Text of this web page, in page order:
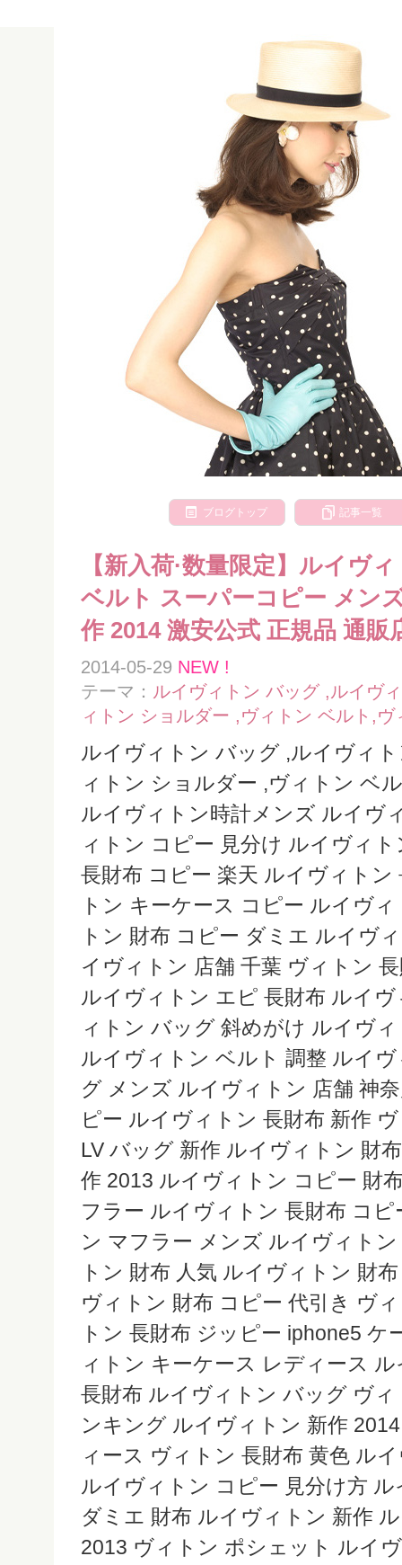
ブログトップ 記事一覧
【新入荷·数量限定】ルイヴ
ベルト スーパーコピー メン
作 2014 激安公式 正規品 通販
2014-05-29 NEW !
テーマ： ルイヴィトン バッグ ,ルイヴ
ィトン ショルダー ,ヴィトン ベルト,ヴ
ルイヴィトン バッグ ,ルイヴィ
ィトン ショルダー ,ヴィトン ベ
ルイヴィトン時計メンズ ルイヴ
ィトン コピー 見分け ルイヴィ
長財布 コピー 楽天 ルイヴィト
トン キーケース コピー ルイヴ
トン 財布 コピー ダミエ ルイヴ
イヴィトン 店舗 千葉 ヴィトン
ルイヴィトン エピ 長財布 ルイ
ィトン バッグ 斜めがけ ルイヴ
ルイヴィトン ベルト 調整 ルイ
グ メンズ ルイヴィトン 店舗 神
ピー ルイヴィトン 長財布 新作
LV バッグ 新作 ルイヴィトン 財
作 2013 ルイヴィトン コピー 財
フラー ルイヴィトン 長財布 コ
ン マフラー メンズ ルイヴィト
トン 財布 人気 ルイヴィトン 財
ヴィトン 財布 コピー 代引き ヴ
トン 長財布 ジッピー iphone5
ィトン キーケース レディース
長財布 ルイヴィトン バッグ ヴ
ンキング ルイヴィトン 新作
ィース ヴィトン 長財布 黄色 ル
ルイヴィトン コピー 見分け方
ダミエ 財布 ルイヴィトン 新作
2013 ヴィトン ポシェット ルイ